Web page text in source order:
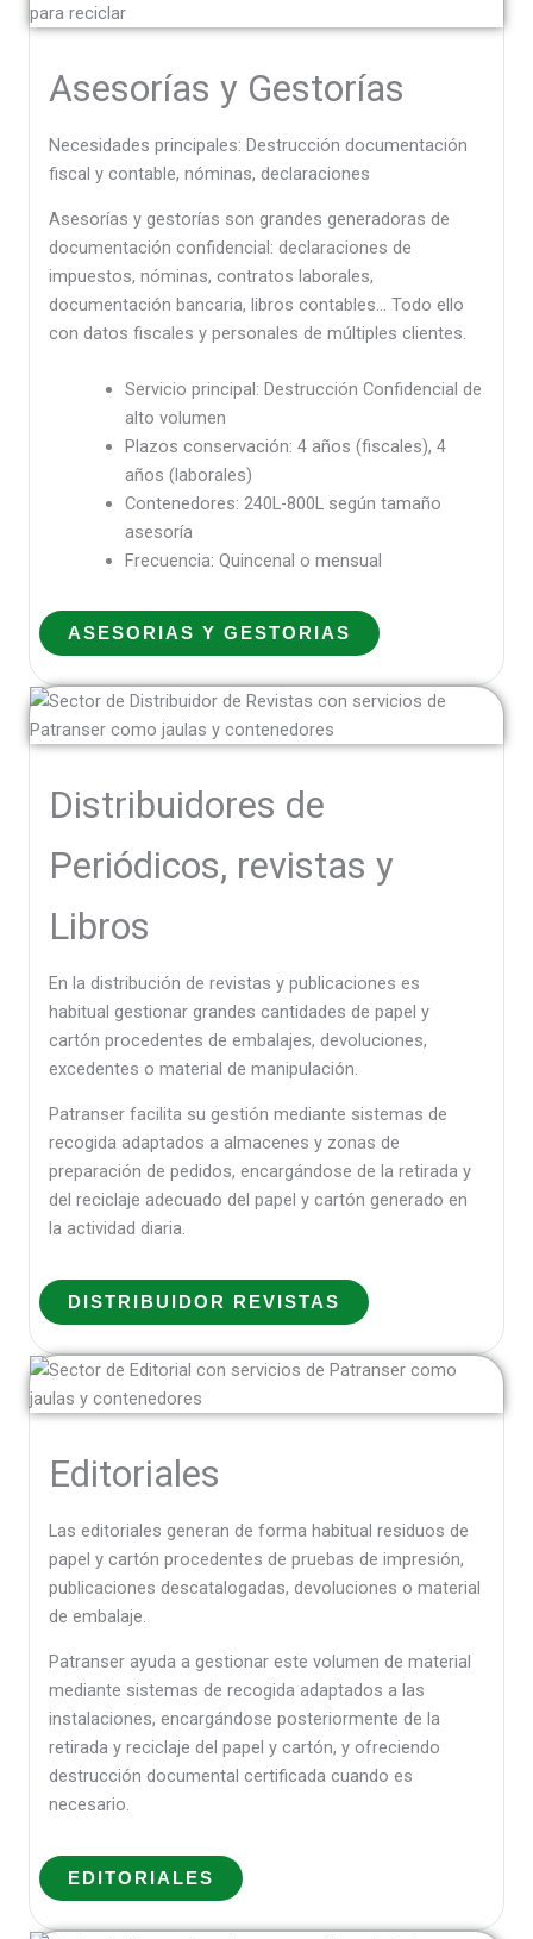
Asesorías y Gestorías
Necesidades principales: Destrucción documentación
fiscal y contable, nóminas, declaraciones
Asesorías y gestorías son grandes generadoras de
documentación confidencial: declaraciones de
impuestos, nóminas, contratos laborales,
documentación bancaria, libros contables… Todo ello
con datos fiscales y personales de múltiples clientes.
Servicio principal: Destrucción Confidencial de
alto volumen
Plazos conservación: 4 años (fiscales), 4
años (laborales)
Contenedores: 240L-800L según tamaño
asesoría
Frecuencia: Quincenal o mensual
ASESORIAS Y GESTORIAS
Distribuidores de
Periódicos, revistas y
Libros
En la distribución de revistas y publicaciones es
habitual gestionar grandes cantidades de papel y
cartón procedentes de embalajes, devoluciones,
excedentes o material de manipulación.
Patranser facilita su gestión mediante sistemas de
recogida adaptados a almacenes y zonas de
preparación de pedidos, encargándose de la retirada y
del reciclaje adecuado del papel y cartón generado en
la actividad diaria.
DISTRIBUIDOR REVISTAS
Editoriales
Las editoriales generan de forma habitual residuos de
papel y cartón procedentes de pruebas de impresión,
publicaciones descatalogadas, devoluciones o material
de embalaje.
Patranser ayuda a gestionar este volumen de material
mediante sistemas de recogida adaptados a las
instalaciones, encargándose posteriormente de la
retirada y reciclaje del papel y cartón, y ofreciendo
destrucción documental certificada cuando es
necesario.
EDITORIALES